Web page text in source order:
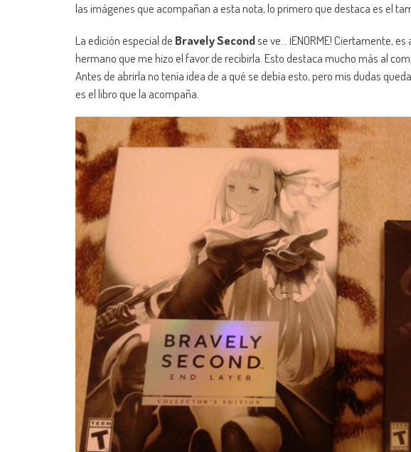
las imágenes que acompañan a esta nota, lo primero que destaca es el
La edición especial de Bravely Secondse ve… ¡ENORME! Ciertamente,
hermano que me hizo el favor de recibirla. Esto destaca mucho más al
Antes de abrirla no tenía idea de a qué se debía esto, pero mis dudas
es el libro que la acompaña.